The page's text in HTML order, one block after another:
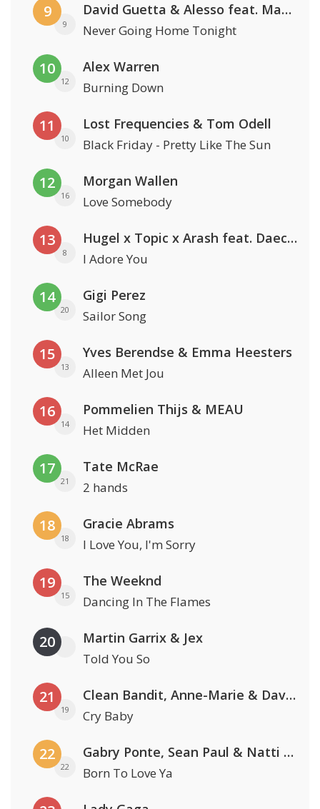
9
9
David Guetta & Alesso feat. Madison Love
Never Going Home Tonight
10
12
Alex Warren
Burning Down
11
10
Lost Frequencies & Tom Odell
Black Friday - Pretty Like The Sun
12
16
Morgan Wallen
Love Somebody
13
8
Hugel x Topic x Arash feat. Daecolm
I Adore You
14
20
Gigi Perez
Sailor Song
15
13
Yves Berendse & Emma Heesters
Alleen Met Jou
16
14
Pommelien Thijs & MEAU
Het Midden
17
21
Tate McRae
2 hands
18
18
Gracie Abrams
I Love You, I'm Sorry
19
15
The Weeknd
Dancing In The Flames
20 Martin Garrix & Jex
Told You So
21
19
Clean Bandit, Anne-Marie & David Guetta
Cry Baby
22
22
Gabry Ponte, Sean Paul & Natti Natasha
Born To Love Ya